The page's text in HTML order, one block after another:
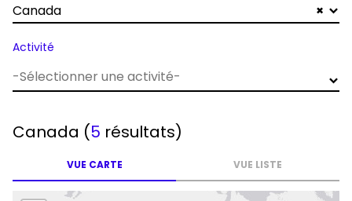
×
Canada
Activité
Canada (5 résultats)
VUE CARTE VUE LISTE